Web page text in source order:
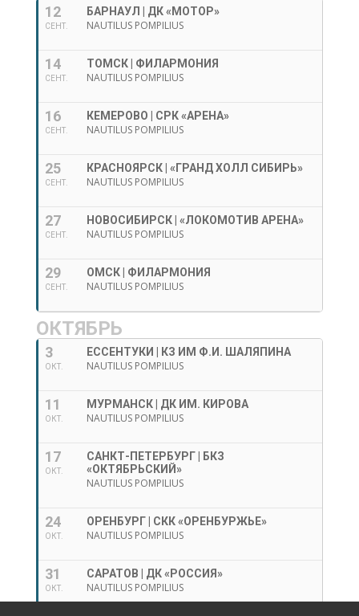
12
СЕНТ.
БАРНАУЛ | ДК «МОТОР»
NAUTILUS POMPILIUS
14
СЕНТ.
ТОМСК | ФИЛАРМОНИЯ
NAUTILUS POMPILIUS
16
СЕНТ.
КЕМЕРОВО | СРК «АРЕНА»
NAUTILUS POMPILIUS
25
СЕНТ.
КРАСНОЯРСК | «ГРАНД ХОЛЛ СИБИРЬ»
NAUTILUS POMPILIUS
27
СЕНТ.
НОВОСИБИРСК | «ЛОКОМОТИВ АРЕНА»
NAUTILUS POMPILIUS
29
СЕНТ.
ОМСК | ФИЛАРМОНИЯ
NAUTILUS POMPILIUS
ОКТЯБРЬ
3
ОКТ.
ЕССЕНТУКИ | КЗ ИМ Ф.И. ШАЛЯПИНА
NAUTILUS POMPILIUS
11
ОКТ.
МУРМАНСК | ДК ИМ. КИРОВА
NAUTILUS POMPILIUS
17
ОКТ.
САНКТ-ПЕТЕРБУРГ | БКЗ
«ОКТЯБРЬСКИЙ»
NAUTILUS POMPILIUS
24
ОКТ.
ОРЕНБУРГ | СКК «ОРЕНБУРЖЬЕ»
NAUTILUS POMPILIUS
31
ОКТ.
САРАТОВ | ДК «РОССИЯ»
NAUTILUS POMPILIUS